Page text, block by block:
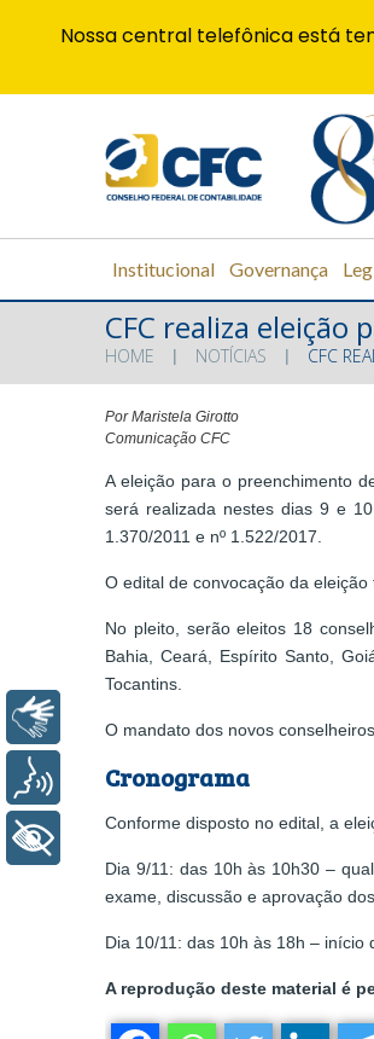
Institucional Governança
CFC realiza eleição
HOME NOTÍCIAS CFC
Por Maristela Girotto
Comunicação CFC
A eleição para o preenchimento
será realizada nestes dias 9 e
1.370/2011 e nº 1.522/2017.
O edital de convocação da
No pleito, serão eleitos 18
Bahia, Ceará, Espírito Santo,
Tocantins.
O mandato dos novos
Cronograma
Conforme disposto no edital, a
Dia 9/11: das 10h às 10h30 –
exame, discussão e aprovação
Dia 10/11: das 10h às 18h –
A reprodução deste material é
Nossa central telefônica está
Voz
+ Acessibilidade